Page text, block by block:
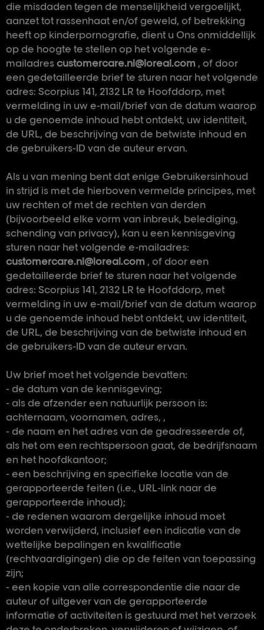
die misdaden tegen de menselijkheid vergoelijkt,
aanzet tot rassenhaat en/of geweld, of betrekking
heeft op kinderpornografie, dient u Ons onmiddellijk
op de hoogte te stellen op het volgende e-
mailadres customercare.nl@loreal.com , of door
een gedetailleerde brief te sturen naar het volgende
adres: Scorpius 141, 2132 LR te Hoofddorp, met
vermelding in uw e-mail/brief van de datum waarop
u de genoemde inhoud hebt ontdekt, uw identiteit,
de URL, de beschrijving van de betwiste inhoud en
de gebruikers-ID van de auteur ervan.
Als u van mening bent dat enige Gebruikersinhoud
in strijd is met de hierboven vermelde principes, met
uw rechten of met de rechten van derden
(bijvoorbeeld elke vorm van inbreuk, belediging,
schending van privacy), kan u een kennisgeving
sturen naar het volgende e-mailadres:
customercare.nl@loreal.com , of door een
gedetailleerde brief te sturen naar het volgende
adres: Scorpius 141, 2132 LR te Hoofddorp, met
vermelding in uw e-mail/brief van de datum waarop
u de genoemde inhoud hebt ontdekt, uw identiteit,
de URL, de beschrijving van de betwiste inhoud en
de gebruikers-ID van de auteur ervan.
Uw brief moet het volgende bevatten:
- de datum van de kennisgeving;
- als de afzender een natuurlijk persoon is:
achternaam, voornamen, adres, ,
- de naam en het adres van de geadresseerde of,
als het om een rechtspersoon gaat, de bedrijfsnaam
en het hoofdkantoor;
- een beschrijving en specifieke locatie van de
gerapporteerde feiten (i.e., URL-link naar de
gerapporteerde inhoud);
- de redenen waarom dergelijke inhoud moet
worden verwijderd, inclusief een indicatie van de
wettelijke bepalingen en kwalificatie
(rechtvaardigingen) die op de feiten van toepassing
zijn;
- een kopie van alle correspondentie die naar de
auteur of uitgever van de gerapporteerde
informatie of activiteiten is gestuurd met het verzoek